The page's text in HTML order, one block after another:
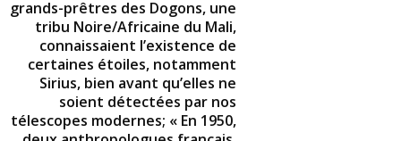
grands-prêtres des Dogons, une
tribu Noire/Africaine du Mali,
connaissaient l’existence de
certaines étoiles, notamment
Sirius, bien avant qu’elles ne
soient détectées par nos
télescopes modernes; « En 1950,